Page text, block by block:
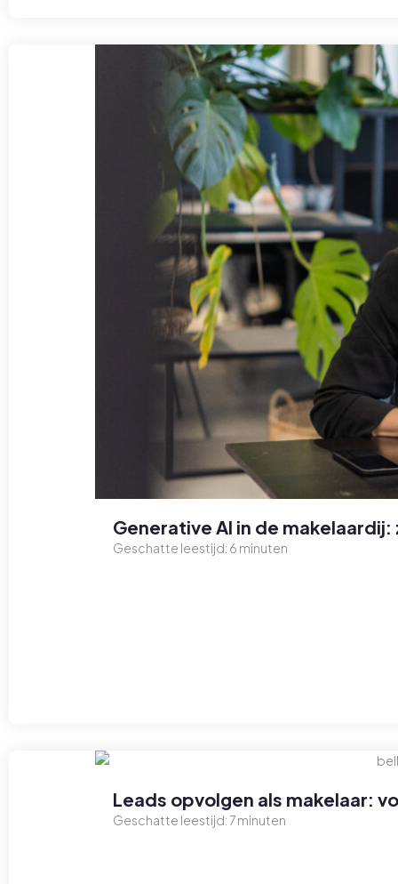
Generative AI in de
Geschatte leestijd: 6 minuten
Leads opvolgen als makelaar:
Geschatte leestijd:7minuten